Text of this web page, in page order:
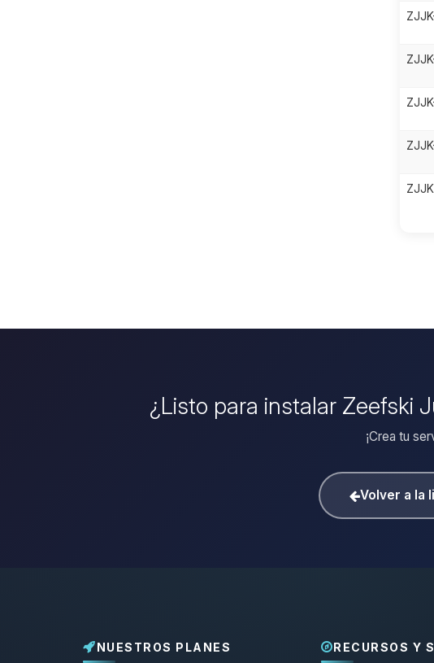
¿Listo para instalar Zeefski
¡Crea tu
Volver a la
NUESTROS PLANES RECURSOS Y